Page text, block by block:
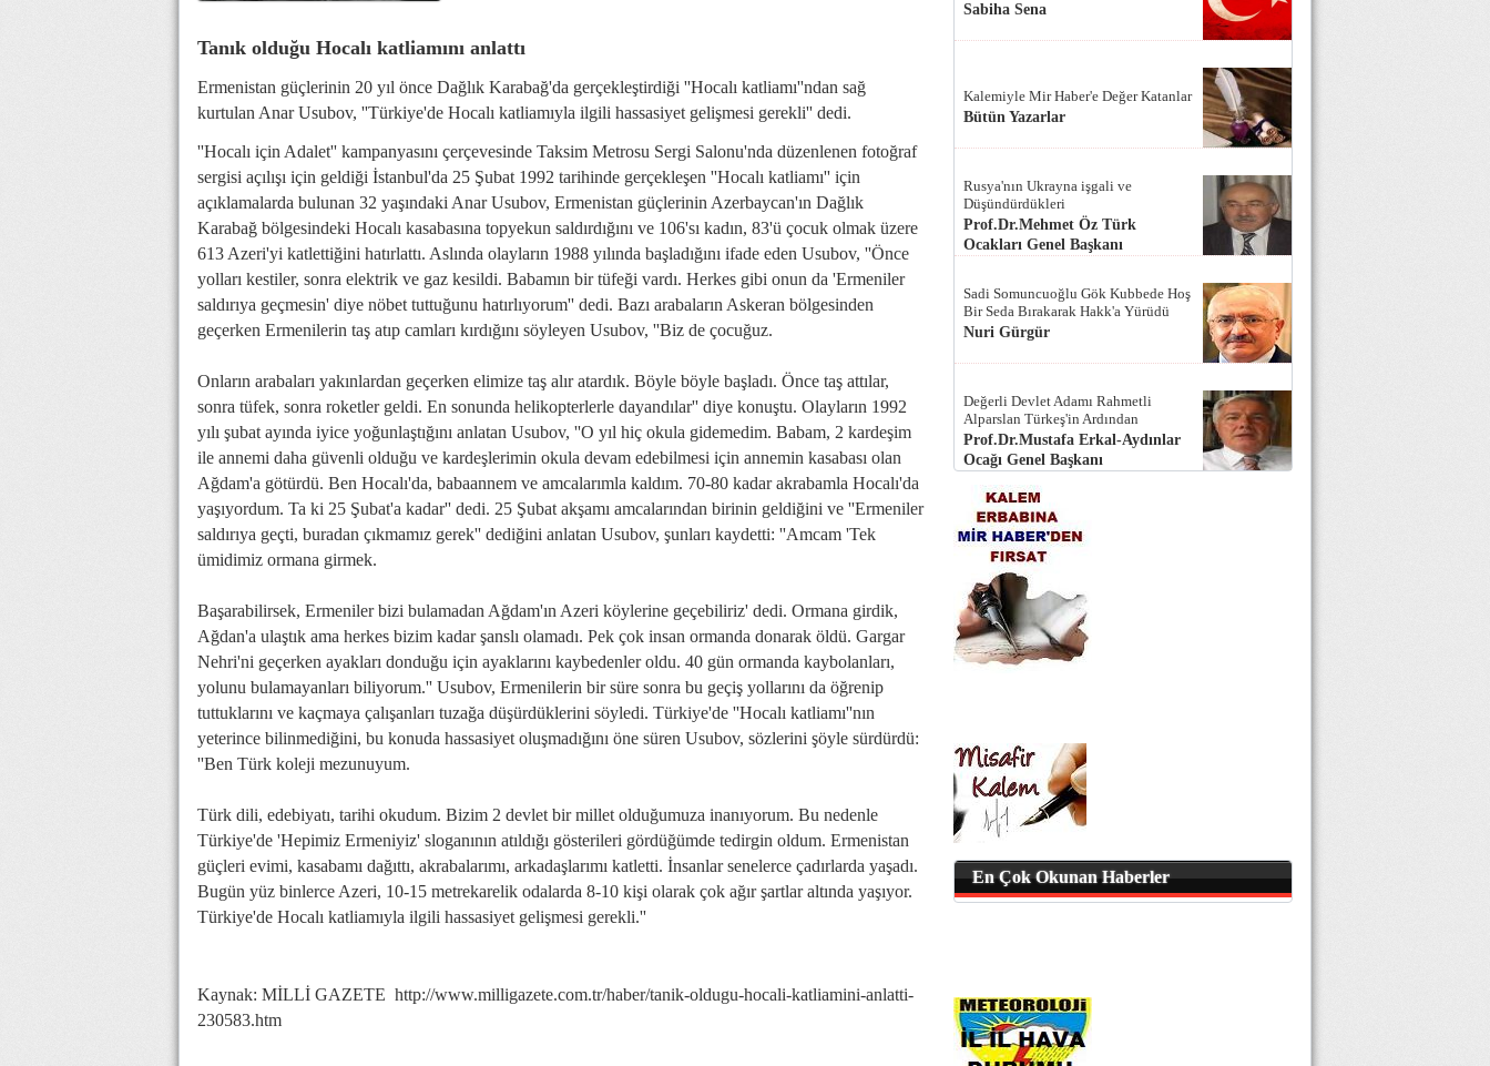
Tanık olduğu Hocalı katliamını anlattı
Ermenistan güçlerinin 20 yıl önce Dağlık Karabağ'da gerçekleştirdiği ''Hocalı katliamı''ndan sağ
kurtulan Anar Usubov, ''Türkiye'de Hocalı katliamıyla ilgili hassasiyet gelişmesi gerekli'' dedi.
''Hocalı için Adalet'' kampanyasını çerçevesinde Taksim Metrosu Sergi Salonu'nda düzenlenen fotoğraf
sergisi açılışı için geldiği İstanbul'da 25 Şubat 1992 tarihinde gerçekleşen ''Hocalı katliamı'' için
açıklamalarda bulunan 32 yaşındaki Anar Usubov, Ermenistan güçlerinin Azerbaycan'ın Dağlık
Karabağ bölgesindeki Hocalı kasabasına topyekun saldırdığını ve 106'sı kadın, 83'ü çocuk olmak üzere
613 Azeri'yi katlettiğini hatırlattı. Aslında olayların 1988 yılında başladığını ifade eden Usubov, ''Önce
yolları kestiler, sonra elektrik ve gaz kesildi. Babamın bir tüfeği vardı. Herkes gibi onun da 'Ermeniler
saldırıya geçmesin' diye nöbet tuttuğunu hatırlıyorum'' dedi. Bazı arabaların Askeran bölgesinden
geçerken Ermenilerin taş atıp camları kırdığını söyleyen Usubov, ''Biz de çocuğuz.
Onların arabaları yakınlardan geçerken elimize taş alır atardık. Böyle böyle başladı. Önce taş attılar,
sonra tüfek, sonra roketler geldi. En sonunda helikopterlerle dayandılar'' diye konuştu. Olayların 1992
yılı şubat ayında iyice yoğunlaştığını anlatan Usubov, ''O yıl hiç okula gidemedim. Babam, 2 kardeşim
ile annemi daha güvenli olduğu ve kardeşlerimin okula devam edebilmesi için annemin kasabası olan
Ağdam'a götürdü. Ben Hocalı'da, babaannem ve amcalarımla kaldım. 70-80 kadar akrabamla Hocalı'da
yaşıyordum. Ta ki 25 Şubat'a kadar'' dedi. 25 Şubat akşamı amcalarından birinin geldiğini ve ''Ermeniler
saldırıya geçti, buradan çıkmamız gerek'' dediğini anlatan Usubov, şunları kaydetti: ''Amcam 'Tek
ümidimiz ormana girmek.
Başarabilirsek, Ermeniler bizi bulamadan Ağdam'ın Azeri köylerine geçebiliriz' dedi. Ormana girdik,
Ağdan'a ulaştık ama herkes bizim kadar şanslı olamadı. Pek çok insan ormanda donarak öldü. Gargar
Nehri'ni geçerken ayakları donduğu için ayaklarını kaybedenler oldu. 40 gün ormanda kaybolanları,
yolunu bulamayanları biliyorum.'' Usubov, Ermenilerin bir süre sonra bu geçiş yollarını da öğrenip
tuttuklarını ve kaçmaya çalışanları tuzağa düşürdüklerini söyledi. Türkiye'de ''Hocalı katliamı''nın
yeterince bilinmediğini, bu konuda hassasiyet oluşmadığını öne süren Usubov, sözlerini şöyle sürdürdü:
''Ben Türk koleji mezunuyum.
Türk dili, edebiyatı, tarihi okudum. Bizim 2 devlet bir millet olduğumuza inanıyorum. Bu nedenle
Türkiye'de 'Hepimiz Ermeniyiz' sloganının atıldığı gösterileri gördüğümde tedirgin oldum. Ermenistan
güçleri evimi, kasabamı dağıttı, akrabalarımı, arkadaşlarımı katletti. İnsanlar senelerce çadırlarda yaşadı.
Bugün yüz binlerce Azeri, 10-15 metrekarelik odalarda 8-10 kişi olarak çok ağır şartlar altında yaşıyor.
Türkiye'de Hocalı katliamıyla ilgili hassasiyet gelişmesi gerekli.''
Kaynak: MİLLİ GAZETE http://www.milligazete.com.tr/haber/tanik-oldugu-hocali-katliamini-anlatti-
230583.htm
Sabiha Sena
Kalemiyle Mir Haber'e Değer Katanlar
Bütün Yazarlar
Rusya'nın Ukrayna işgali ve
Düşündürdükleri
Prof.Dr.Mehmet Öz Türk
Ocakları Genel Başkanı
Sadi Somuncuoğlu Gök Kubbede Hoş
Bir Seda Bırakarak Hakk'a Yürüdü
Nuri Gürgür
Değerli Devlet Adamı Rahmetli
Alparslan Türkeş'in Ardından
Prof.Dr.Mustafa Erkal-Aydınlar
Ocağı Genel Başkanı
En Çok Okunan Haberler